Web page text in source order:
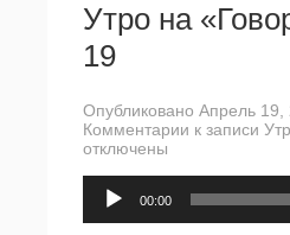
Утро на
19
Опубликовано Апрель 19,
Комментарии к записи
отключены
00:00